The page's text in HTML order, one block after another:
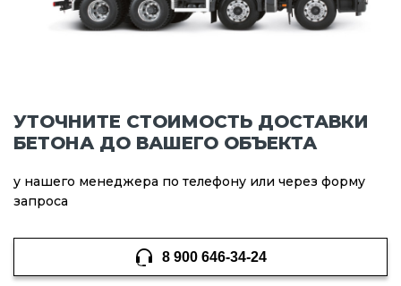
УТОЧНИТЕ СТОИМОСТЬ ДОСТАВКИ
БЕТОНА ДО ВАШЕГО ОБЪЕКТА
у нашего менеджера по телефону или через форму
запроса
8 900 646-34-24